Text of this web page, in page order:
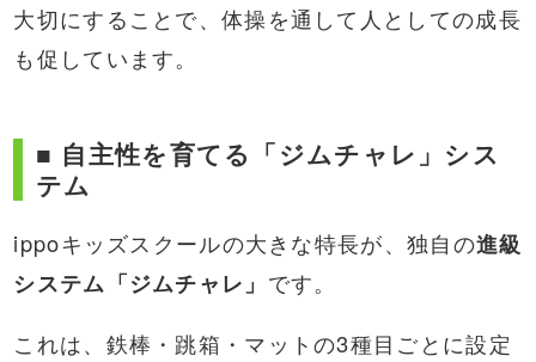
大切にすることで、体操を通して人としての成長
も促しています。
■ 自主性を育てる「ジムチャレ」シス
テム
ippoキッズスクールの大きな特長が、独自の進級
システム「ジムチャレ」 です。
これは、鉄棒・跳箱・マットの3種目ごとに設定